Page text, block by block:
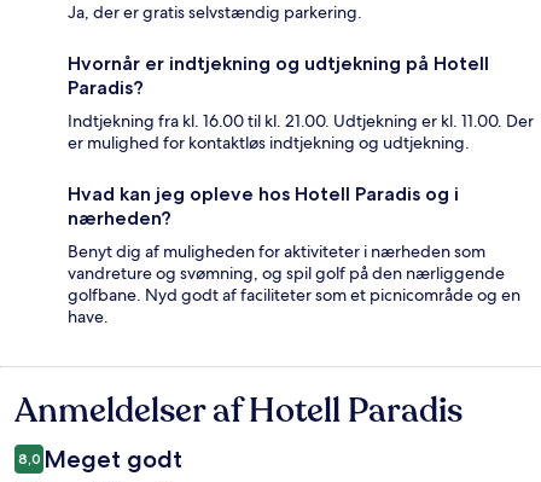
Ja, der er gratis selvstændig parkering.
Hvornår er indtjekning og udtjekning på Hotell
Paradis?
Indtjekning fra kl. 16.00 til kl. 21.00. Udtjekning er kl. 11.00. Der
er mulighed for kontaktløs indtjekning og udtjekning.
Hvad kan jeg opleve hos Hotell Paradis og i
nærheden?
Benyt dig af muligheden for aktiviteter i nærheden som
vandreture og svømning, og spil golf på den nærliggende
golfbane. Nyd godt af faciliteter som et picnicområde og en
have.
Anmeldelser
Anmeldelser af Hotell Paradis
8,0 Meget godt